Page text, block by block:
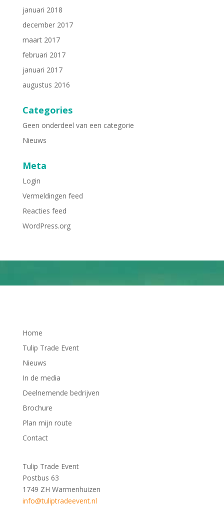
januari 2018
december 2017
maart 2017
februari 2017
januari 2017
augustus 2016
Categories
Geen onderdeel van een categorie
Nieuws
Meta
Login
Vermeldingen feed
Reacties feed
WordPress.org
Home
Tulip Trade Event
Nieuws
In de media
Deelnemende bedrijven
Brochure
Plan mijn route
Contact
Tulip Trade Event
Postbus 63
1749 ZH Warmenhuizen
info@tuliptradeevent.nl